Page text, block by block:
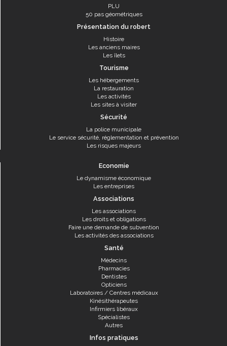
PLU
50 pas géométriques
Présentation du robert
Histoire
Les anciens maires
Les îlets
Tourisme
Les hébergements
La restauration
Les activités
Les sites à visiter
Sécurité
La police municipale
Le service sécurité, réglementation et prévention
Les risques majeurs
Economie
Le dynamisme économique
Les entreprises
Associations
Les associations
Les droits et obligations
Faire une demande de subvention
Les activités des associations
Santé
Médecins
Pharmacies
Dentistes
Opticiens
Laboratoires / Centres médicaux
Kinésithérapeutes
Infirmiers libéraux
Spécialistes
Autres
Infos pratiques